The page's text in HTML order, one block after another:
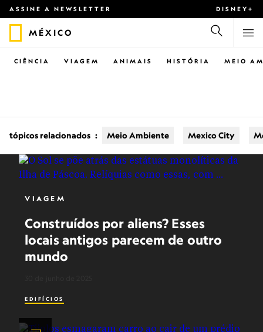
ASSINE A NEWSLETTER DISNEY+
MÉXICO
CIÊNCIA VIAGEM ANIMAIS HISTÓRIA MEIO
tópicos relacionados : Meio Ambiente Mexico City
VIAGEM
Construídos por aliens? Esses
locais antigos parecem de outro
mundo
EDIFÍCIOS